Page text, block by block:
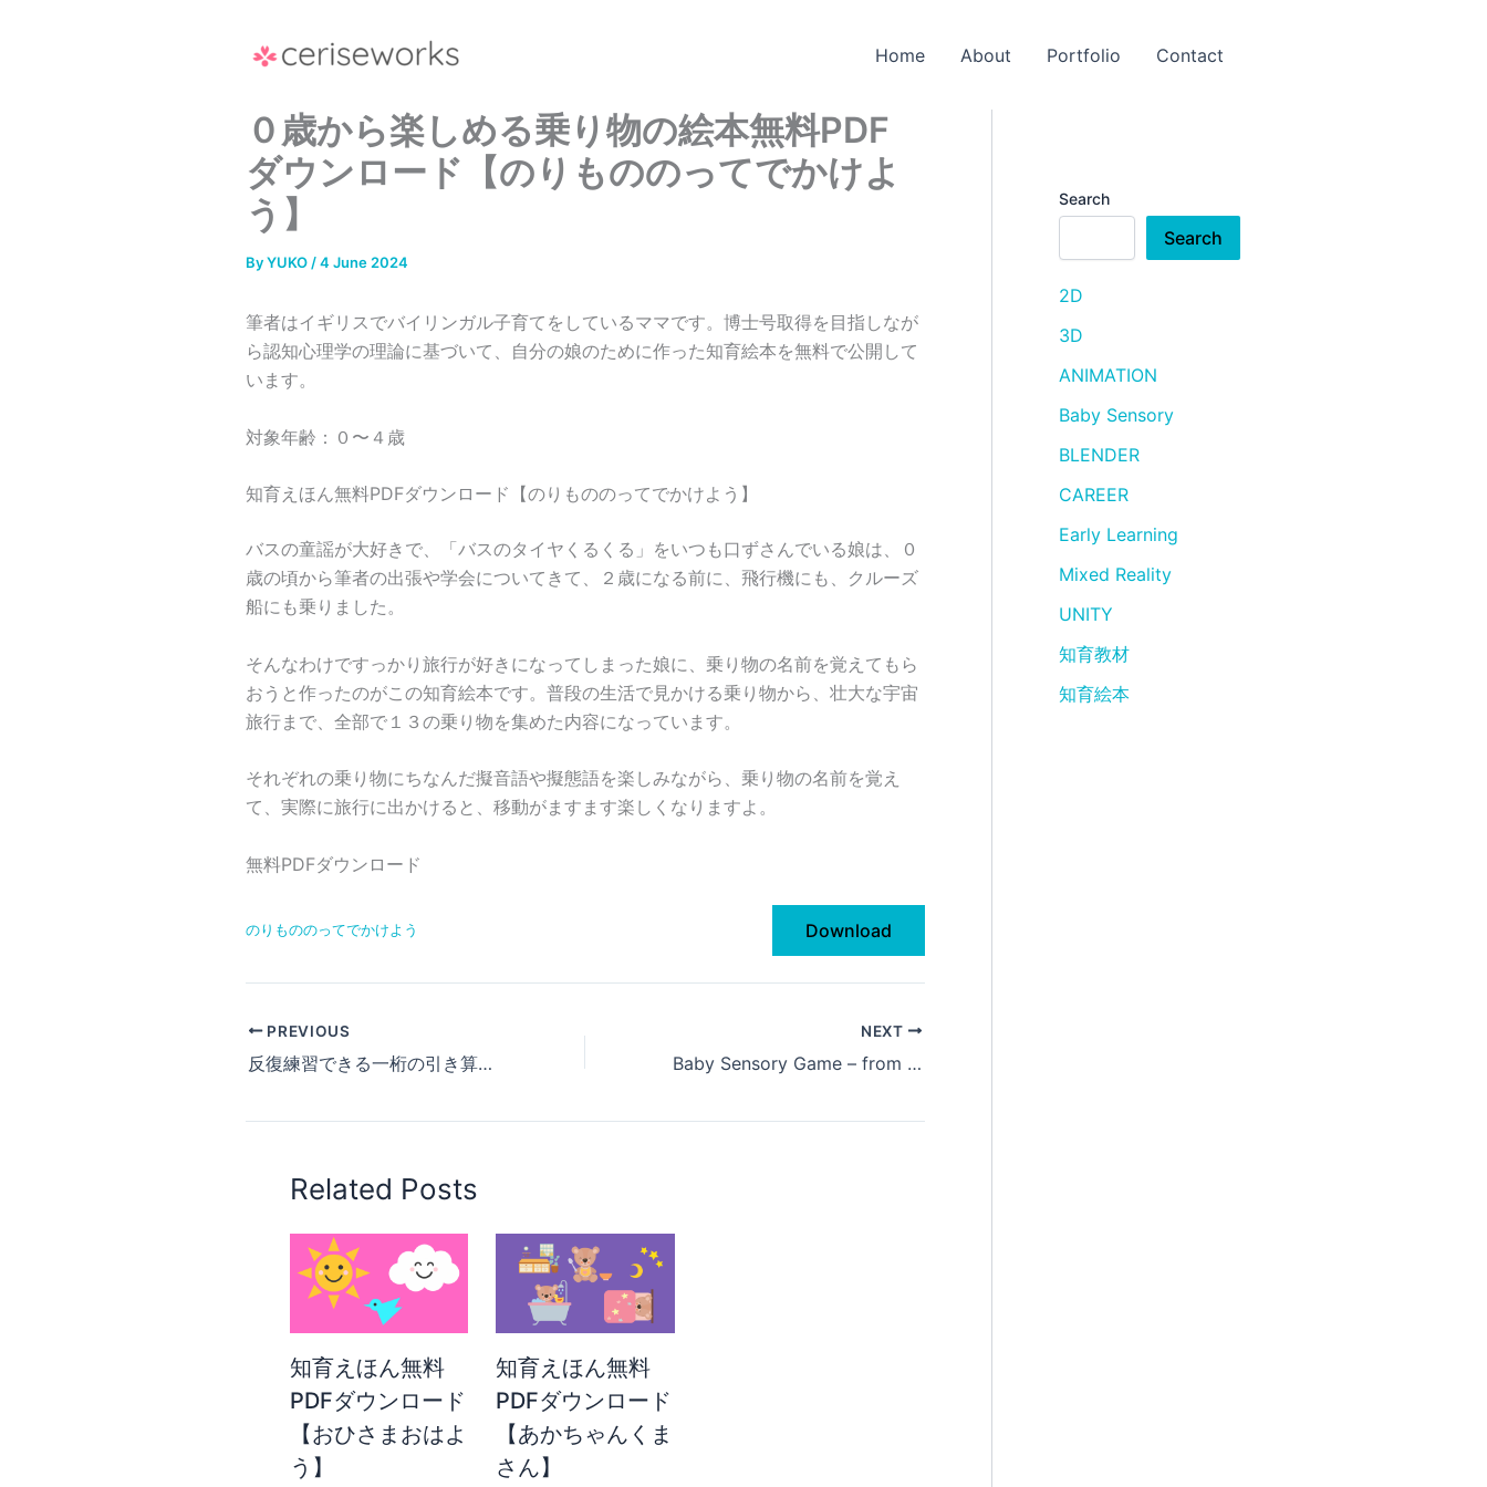
Home About Portfolio Contact
０歳から楽しめる乗り物の絵本無料PDF
ダウンロード【のりもののってでかけよ
う】
ByYUKO /4 June 2024
筆者はイギリスでバイリンガル子育てをしているママです。博士号取得を目指しなが
ら認知心理学の理論に基づいて、自分の娘のために作った知育絵本を無料で公開して
います。
対象年齢：０〜４歳
知育えほん無料PDFダウンロード【のりもののってでかけよう】
バスの童謡が大好きで、「バスのタイヤくるくる」をいつも口ずさんでいる娘は、０
歳の頃から筆者の出張や学会についてきて、２歳になる前に、飛行機にも、クルーズ
船にも乗りました。
そんなわけですっかり旅行が好きになってしまった娘に、乗り物の名前を覚えてもら
おうと作ったのがこの知育絵本です。普段の生活で見かける乗り物から、壮大な宇宙
旅行まで、全部で１３の乗り物を集めた内容になっています。
それぞれの乗り物にちなんだ擬音語や擬態語を楽しみながら、乗り物の名前を覚え
て、実際に旅行に出かけると、移動がますます楽しくなりますよ。
無料PDFダウンロード
のりもののってでかけよう Download
PREVIOUS
反復練習できる一桁の引き算ゲーム
NEXT
Baby Sensory Game – from Seed to Flower
Related Posts
知育えほん無料
PDFダウンロード
【おひさまおはよ
う】
知育えほん無料
PDFダウンロード
【あかちゃんくま
さん】
Search
Search
2D
3D
ANIMATION
Baby Sensory
BLENDER
CAREER
Early Learning
Mixed Reality
UNITY
知育教材
知育絵本